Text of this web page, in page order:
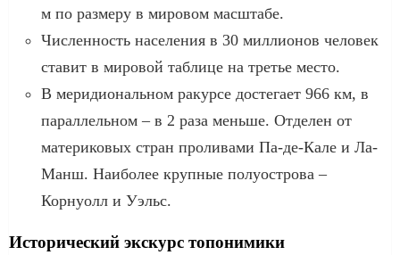
м по размеру в мировом масштабе.
Численность населения в 30 миллионов человек
ставит в мировой таблице на третье место.
В меридиональном ракурсе достегает 966 км, в
параллельном – в 2 раза меньше. Отделен от
материковых стран проливами Па-де-Кале и Ла-
Манш. Наиболее крупные полуострова –
Корнуолл и Уэльс.
Исторический экскурс топонимики